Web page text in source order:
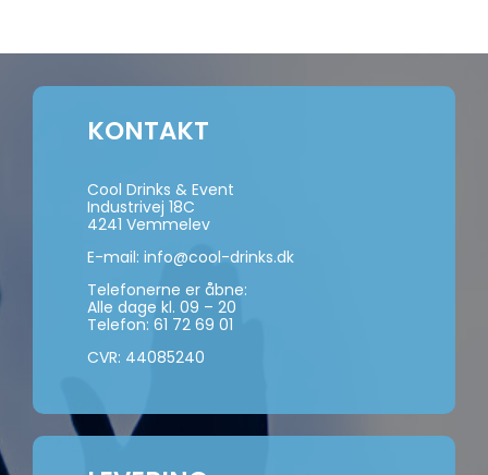
KONTAKT
Cool Drinks & Event
Industrivej 18C
4241 Vemmelev
E-mail: info@cool-drinks.dk
Telefonerne er åbne:
Alle dage kl. 09 – 20
Telefon: 61 72 69 01
CVR: 44085240